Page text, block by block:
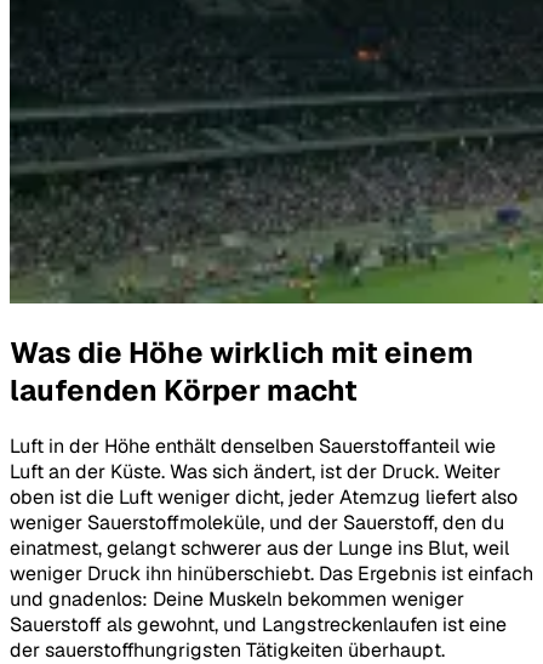
Was die Höhe wirklich mit einem
laufenden Körper macht
Luft in der Höhe enthält denselben Sauerstoffanteil wie
Luft an der Küste. Was sich ändert, ist der Druck. Weiter
oben ist die Luft weniger dicht, jeder Atemzug liefert also
weniger Sauerstoffmoleküle, und der Sauerstoff, den du
einatmest, gelangt schwerer aus der Lunge ins Blut, weil
weniger Druck ihn hinüberschiebt. Das Ergebnis ist einfach
und gnadenlos: Deine Muskeln bekommen weniger
Sauerstoff als gewohnt, und Langstreckenlaufen ist eine
der sauerstoffhungrigsten Tätigkeiten überhaupt.